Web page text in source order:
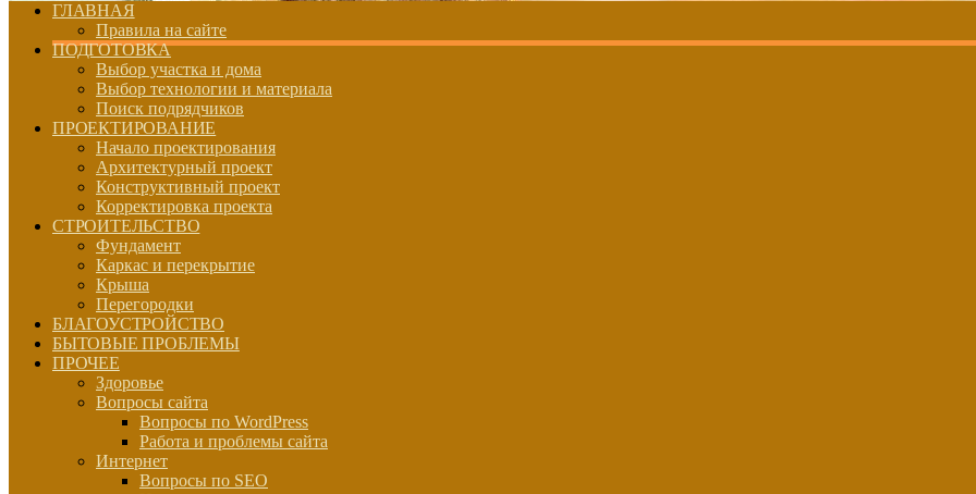
ГЛАВНАЯ
Правила на сайте
ПОДГОТОВКА
Выбор участка и дома
Выбор технологии и материала
Поиск подрядчиков
ПРОЕКТИРОВАНИЕ
Начало проектирования
Архитектурный проект
Конструктивный проект
Корректировка проекта
СТРОИТЕЛЬСТВО
Фундамент
Каркас и перекрытие
Крыша
Перегородки
БЛАГОУСТРОЙСТВО
БЫТОВЫЕ ПРОБЛЕМЫ
ПРОЧЕЕ
Здоровье
Вопросы сайта
Вопросы по WordPress
Работа и проблемы сайта
Интернет
Вопросы по SEO